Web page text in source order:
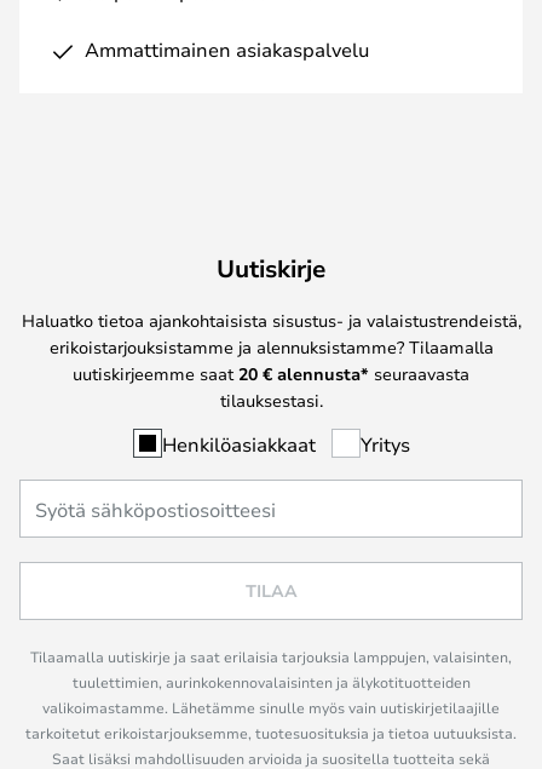
Ammattimainen asiakaspalvelu
Uutiskirje
Haluatko tietoa ajankohtaisista sisustus- ja valaistustrendeistä,
erikoistarjouksistamme ja alennuksistamme? Tilaamalla
uutiskirjeemme saat 20 € alennusta* seuraavasta
tilauksestasi.
Henkilöasiakkaat Yritys
TILAA
Tilaamalla uutiskirje ja saat erilaisia tarjouksia lamppujen, valaisinten,
tuulettimien, aurinkokennovalaisinten ja älykotituotteiden
valikoimastamme. Lähetämme sinulle myös vain uutiskirjetilaajille
tarkoitetut erikoistarjouksemme, tuotesuosituksia ja tietoa uutuuksista.
Saat lisäksi mahdollisuuden arvioida ja suositella tuotteita sekä